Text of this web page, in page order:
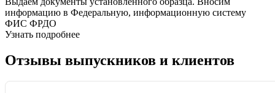
информацию в Федеральную, информационную систему
ФИС ФРДО
Узнать подробнее
Отзывы выпускников и клиентов